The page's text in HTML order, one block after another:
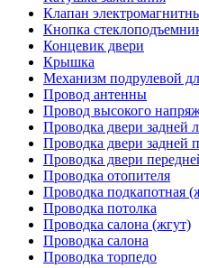
Клапан
Кнопка
Концевик двери
Крышка
Механизм подрулевой
Провод антенны
Провод высокого
Проводка двери задней
Проводка двери задней
Проводка двери
Проводка отопителя
Проводка подкапотная
Проводка потолка
Проводка салона (жгут)
Проводка салона
Проводка торпедо